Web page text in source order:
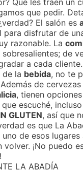
Que les traen un
que pedir.
El salón es
para disfrutar de
razonable. La
sobresalientes; de
a cada cliente.
de la bebida, no te
de
, tienen
escuché,
GLUTEN, así que
es que La
de esos lugares
volver. ¡No puedo